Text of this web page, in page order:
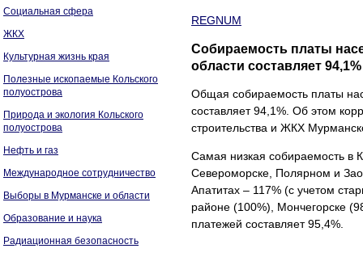
Социальная сфера
ЖКХ
Культурная жизнь края
Полезные ископаемые Кольского
полуострова
Природа и экология Кольского
полуострова
Нефть и газ
Международное сотрудничество
Выборы в Мурманске и области
Образование и наука
Радиационная безопасность
REGNUM
Собираемость платы
области составляет 94,1%
Общая собираемость платы
составляет 94,1%. Об этом
строительства и ЖКХ
Самая низкая собираемость в
Североморске, Полярном и
Апатитах – 117% (с учетом
районе (100%), Мончегорске
платежей составляет 95,4%.